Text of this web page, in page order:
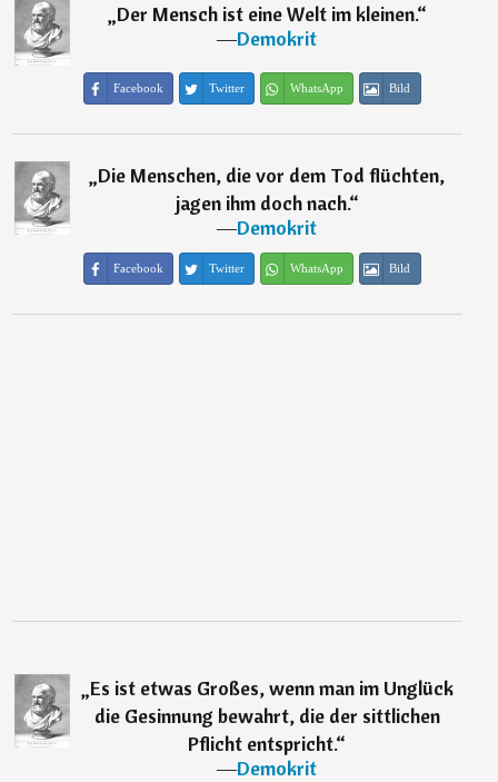
„Der Mensch ist eine Welt im kleinen.“
―Demokrit
Facebook Twitter WhatsApp Bild
„Die Menschen, die vor dem Tod flüchten,
jagen ihm doch nach.“
―Demokrit
Facebook Twitter WhatsApp Bild
„Es ist etwas Großes, wenn man im Unglück
die Gesinnung bewahrt, die der sittlichen
Pflicht entspricht.“
―Demokrit